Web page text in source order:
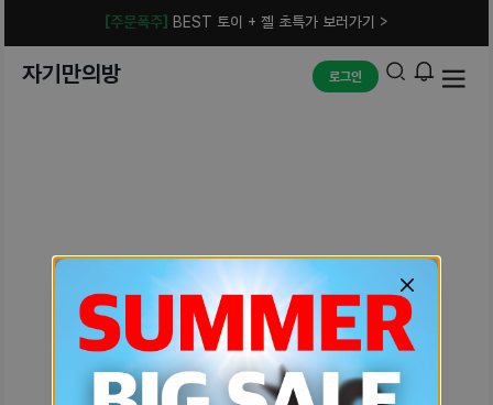
[주문폭주] BEST 토이 + 젤 초특가 보러가기 >
자기만의방 로그인
예상치 못한 에러입니다.